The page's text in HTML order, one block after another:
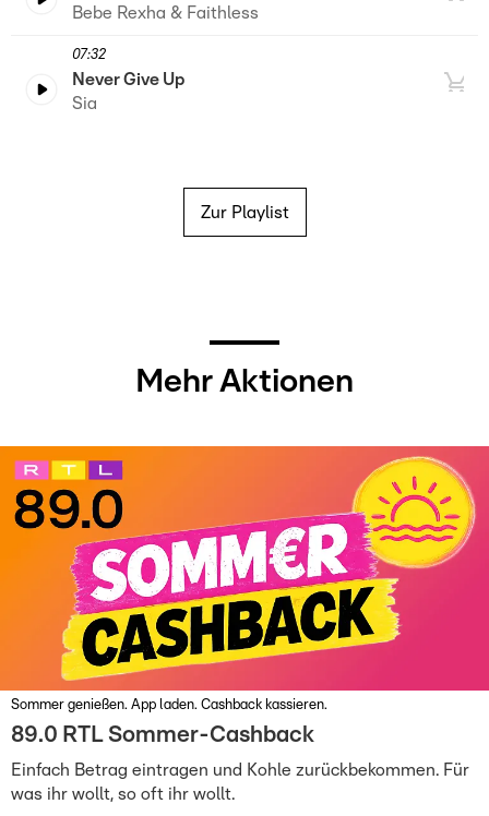
Bebe Rexha & Faithless
07:32
Never Give Up
Sia
Zur Playlist
Mehr Aktionen
Sommer genießen. App laden. Cashback kassieren.
89.0 RTL Sommer-Cashback
Einfach Betrag eintragen und Kohle zurückbekommen. Für
was ihr wollt, so oft ihr wollt.